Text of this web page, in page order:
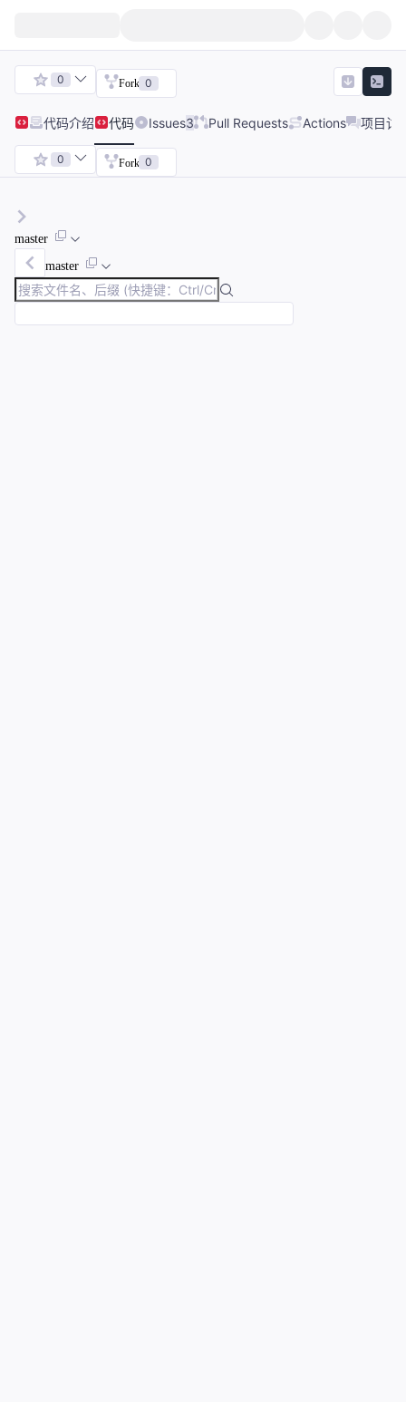
0 Fork 0
代码介绍 代码 Issues3 Pull Requests Actions 项目讨
0 Fork 0
master
master